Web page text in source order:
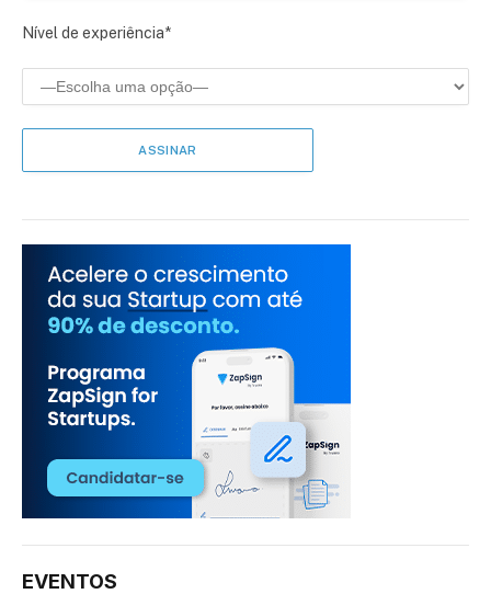
Nível de experiência*
EVENTOS